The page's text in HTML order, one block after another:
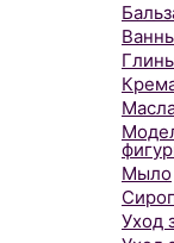
Мыло
Уход